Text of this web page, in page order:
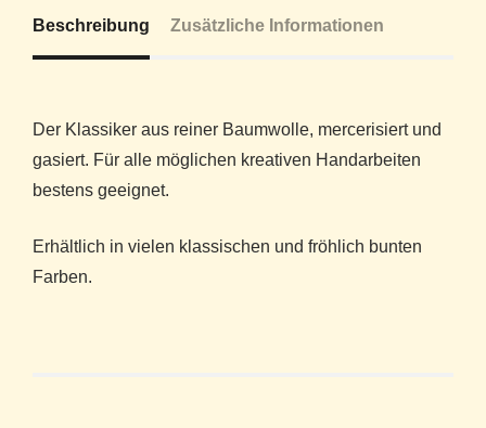
Beschreibung Zusätzliche Informationen
Der Klassiker aus reiner Baumwolle, mercerisiert und
gasiert. Für alle möglichen kreativen Handarbeiten
bestens geeignet.
Erhältlich in vielen klassischen und fröhlich bunten
Farben.